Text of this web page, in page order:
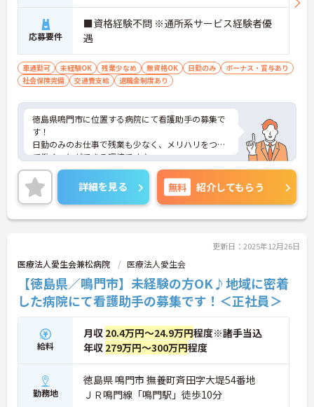
応募要件
■資格経験不問 ※通所系サービス経験者優
遇
車通勤可 未経験OK 残業少なめ 無資格OK 日勤のみ
ボーナス・賞与あり
社会保険完備
交通費支給 退職金制度あり
徳島県鳴門市に位置する病院にて看護助手の募集で
す！
日勤のみのお仕事で残業も少なく、メリハリをつけ
て働くことができる環境です♪
ご興味ある方には、面接対策ポイントなど、さらに
詳細をお話しいたしますのでお気軽にご相談くださ
い！
詳細を見る 無料 紹介してもらう
更新日：2025年12月26日
医療法人愛生会兼松病院 医療法人愛生会
【徳島県／鳴門市】未経験の方OK♪地域に密着
した病院にて看護助手の募集です！＜正社員＞
給料
月収 20.4万円～24.9万円程度※諸手当込
年収 279万円～300万円程度
勤務地
徳島県 鳴門市 撫養町斉田字大堤54番地
ＪＲ鳴門線「鳴門駅」徒歩10分